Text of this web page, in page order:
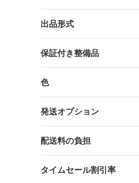
出品形式
保証付き整備品
色
発送オプション
配送料の負担
タイムセール割引率